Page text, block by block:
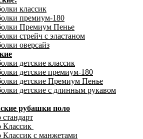
классик
премиум-180
Премиум Пенье
стрейч с эластаном
оверсайз
детские классик
детские премиум-180
детские Премиум Пенье
детские с длинным рукавом
рубашки поло
Классик
Классик с манжетами